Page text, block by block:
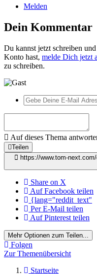
Melden
Dein Kommentar
Du kannst jetzt schreiben
Konto hast, melde Dich jetzt
zu schreiben.
Auf dieses Thema
Teilen
https://www.tom-
Share on X
Auf Facebook teilen
{lang="reddit_text"
Per E-Mail teilen
Auf Pinterest teilen
Mehr Optionen zum Teilen...
Folgen
Zur Themenübersicht
Startseite